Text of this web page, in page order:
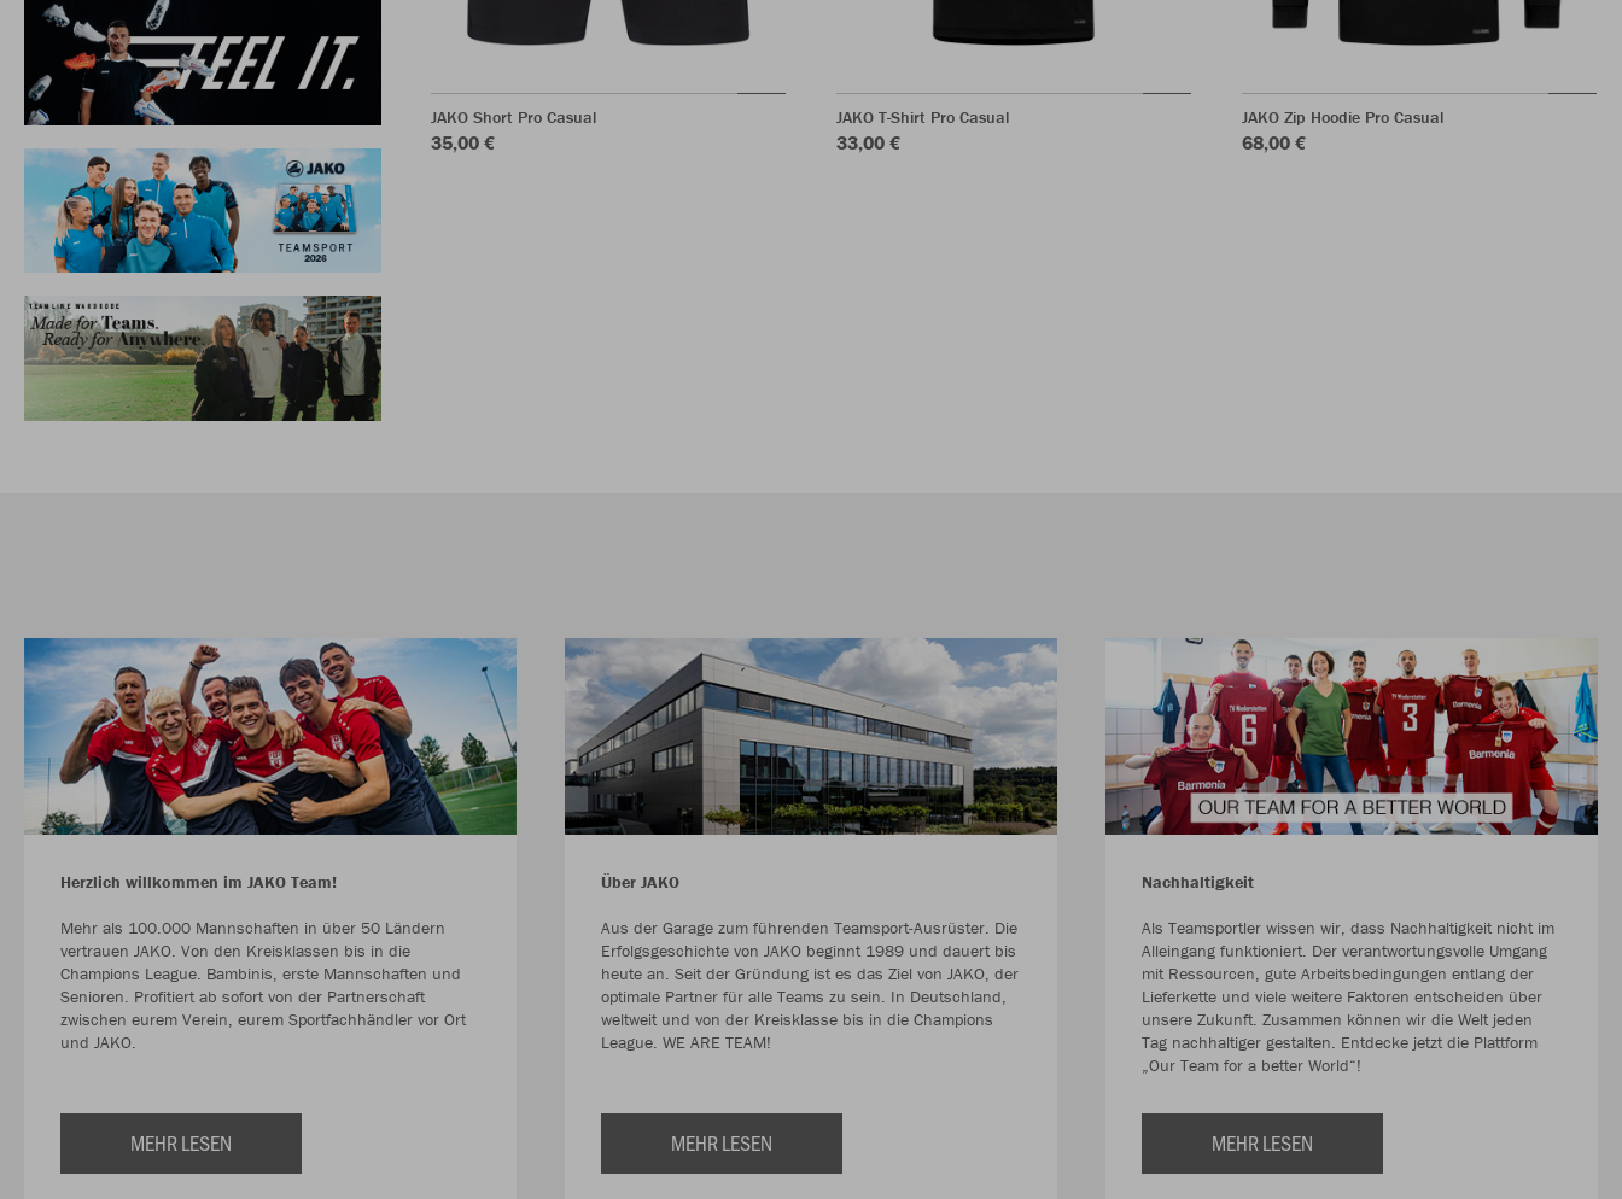
JAKO Short Pro Casual
35,00 €
JAKO T-Shirt Pro Casual
33,00 €
JAKO Zip Hoodie Pro Casual
68,00 €
Herzlich willkommen im JAKO Team!
Mehr als 100.000 Mannschaften in über 50 Ländern
vertrauen JAKO. Von den Kreisklassen bis in die
Champions League. Bambinis, erste Mannschaften und
Senioren. Profitiert ab sofort von der Partnerschaft
zwischen eurem Verein, eurem Sportfachhändler vor Ort
und JAKO.
MEHR LESEN
Über JAKO
Aus der Garage zum führenden Teamsport-Ausrüster. Die
Erfolgsgeschichte von JAKO beginnt 1989 und dauert bis
heute an. Seit der Gründung ist es das Ziel von JAKO, der
optimale Partner für alle Teams zu sein. In Deutschland,
weltweit und von der Kreisklasse bis in die Champions
League. WE ARE TEAM!
MEHR LESEN
Nachhaltigkeit
Als Teamsportler wissen wir, dass Nachhaltigkeit nicht im
Alleingang funktioniert. Der verantwortungsvolle Umgang
mit Ressourcen, gute Arbeitsbedingungen entlang der
Lieferkette und viele weitere Faktoren entscheiden über
unsere Zukunft. Zusammen können wir die Welt jeden
Tag nachhaltiger gestalten. Entdecke jetzt die Plattform
„Our Team for a better World“!
MEHR LESEN